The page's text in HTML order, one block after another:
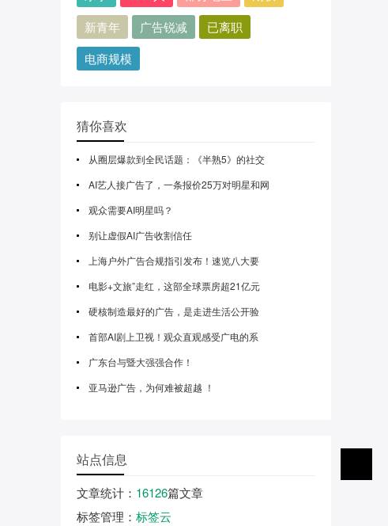
新青年
广告锐减
已离职
电商规模
猜你喜欢
从圈层爆款到全民话题：《半熟5》的社交
AI艺人接广告了，一条报价25万对明星和网
观众需要AI明星吗？
别让虚假AI广告收割信任
上海户外广告合规指引发布！速览八大要
电影+文旅”走红，这部全球票房超21亿元
硬核制造最好的广告，是走进生活公开验
首部AI剧上卫视！观众直观感受广电的系
广东台与暨大强强合作！
亚马逊广告，为何难被超越 ！
站点信息
文章统计 ： 16126篇文章
标签管理 ： 标签云